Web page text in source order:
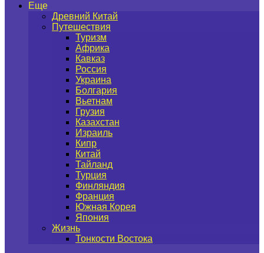
Еще
Древний Китай
Путешествия
Туризм
Африка
Кавказ
Россия
Украина
Болгария
Вьетнам
Грузия
Казахстан
Израиль
Кипр
Китай
Тайланд
Турция
Финляндия
Франция
Южная Корея
Япония
Жизнь
Тонкости Востока